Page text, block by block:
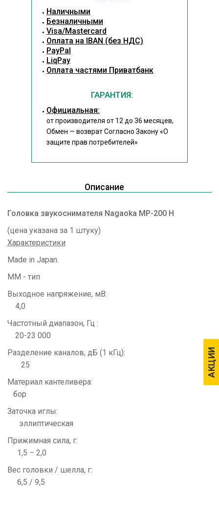
АКЦИИ
АКЦИИ
Наличными
Безналичными
Visa/Mastercard
Оплата на IBAN (без НДС)
PayPal
LiqPay
Оплата частями Приватбанк
ГАРАНТИЯ:
Официальная:
от производителя от 12 до 36 месяцев,
Обмен — возврат Согласно Закону«О
защите прав потребителей»
Описание
Головка звукоснимателя Nagaoka MP-200 H
(цена указана за 1 штуку)
Характеристики
Made in Japan.
MM - тип
Выходное напряжение, мВ:
4,0
Частотный диапазон, Гц :
20-23 000
Разделение каналов, дБ (1 кГц):
25
Материал кантеливера:
бор
Заточка иглы:
эллиптическая
Прижимная сила, г:
1,5 – 2,0
Вес головки / шелла, г:
6,5 / 9,5